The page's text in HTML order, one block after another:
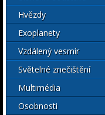
Hvězdy
Exoplanety
Vzdálený vesmír
Světelné znečištění
Multimédia
Osobnosti